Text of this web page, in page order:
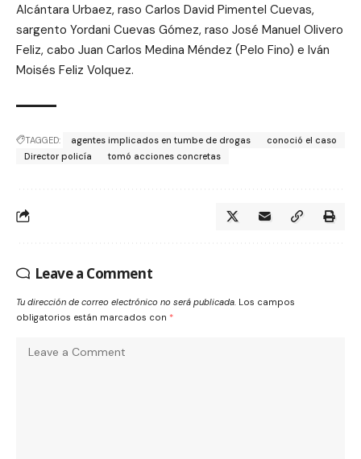
Alcántara Urbaez, raso Carlos David Pimentel Cuevas,
sargento Yordani Cuevas Gómez, raso José Manuel Olivero
Feliz, cabo Juan Carlos Medina Méndez (Pelo Fino) e Iván
Moisés Feliz Volquez.
TAGGED: agentes implicados en tumbe de drogas
conoció el caso
Director policía
tomó acciones concretas
Leave a Comment
Tu dirección de correo electrónico no será publicada. Los campos
obligatorios están marcados con *